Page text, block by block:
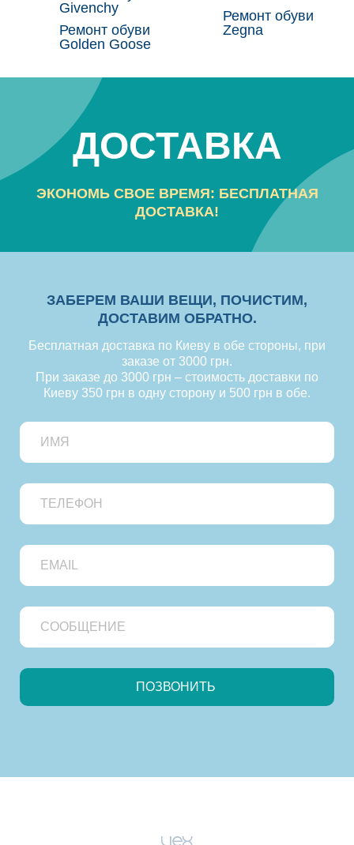
Givenchy
Ремонт обуви
Golden Goose
Ремонт обуви
Zegna
ДОСТАВКА
ЭКОНОМЬ СВОЕ ВРЕМЯ: БЕСПЛАТНАЯ
ДОСТАВКА!
ЗАБЕРЕМ ВАШИ ВЕЩИ, ПОЧИСТИМ,
ДОСТАВИМ ОБРАТНО.
Бесплатная доставка по Киеву в обе стороны, при
заказе от 3000 грн.
При заказе до 3000 грн – стоимость доставки по
Киеву 350 грн в одну сторону и 500 грн в обе.